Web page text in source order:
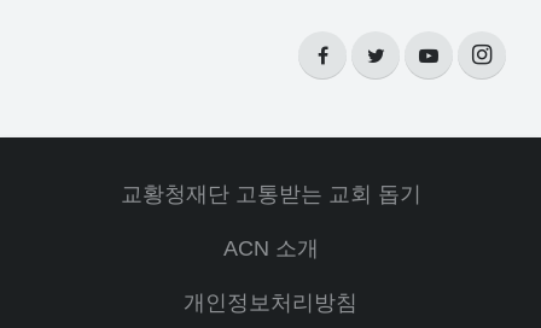
교황청재단 고통받는 교회 돕기
ACN 소개
개인정보처리방침